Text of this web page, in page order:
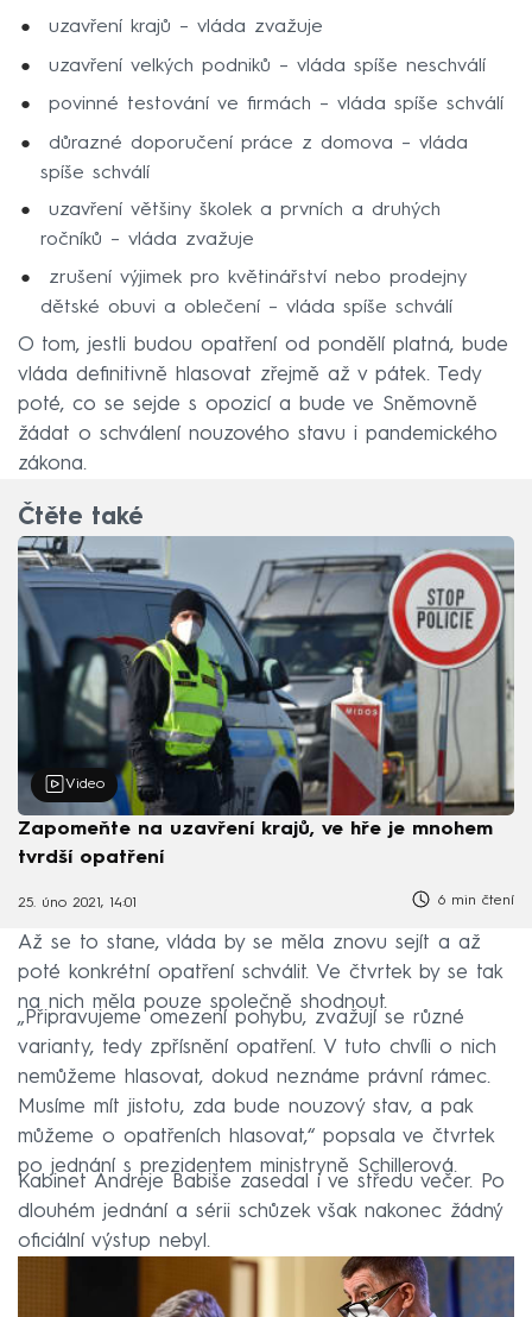
uzavření krajů – vláda zvažuje
uzavření velkých podniků – vláda spíše neschválí
povinné testování ve firmách – vláda spíše schválí
důrazné doporučení práce z domova – vláda
spíše schválí
uzavření většiny školek a prvních a druhých
ročníků – vláda zvažuje
zrušení výjimek pro květinářství nebo prodejny
dětské obuvi a oblečení – vláda spíše schválí
O tom, jestli budou opatření od pondělí platná, bude
vláda definitivně hlasovat zřejmě až v pátek. Tedy
poté, co se sejde s opozicí a bude ve Sněmovně
žádat o schválení nouzového stavu i pandemického
zákona.
Čtěte také
Video
Zapomeňte na uzavření krajů, ve hře je mnohem
tvrdší opatření
25. úno 2021, 14:01 6 min čtení
Až se to stane, vláda by se měla znovu sejít a až
poté konkrétní opatření schválit. Ve čtvrtek by se tak
na nich měla pouze společně shodnout.
„Připravujeme omezení pohybu, zvažují se různé
varianty, tedy zpřísnění opatření. V tuto chvíli o nich
nemůžeme hlasovat, dokud neznáme právní rámec.
Musíme mít jistotu, zda bude nouzový stav, a pak
můžeme o opatřeních hlasovat,“ popsala ve čtvrtek
po jednání s prezidentem ministryně Schillerová.
Kabinet Andreje Babiše zasedal i ve středu večer. Po
dlouhém jednání a sérii schůzek však nakonec žádný
oficiální výstup nebyl.